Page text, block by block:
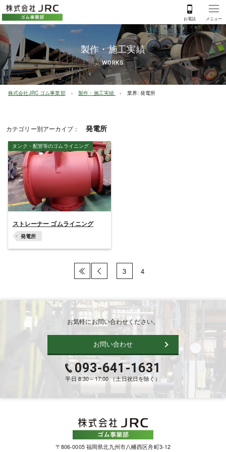
製作・施工実績
WORKS
株式会社JRC ゴム事業部 製作・施工実績 業界:発電所
カテゴリー別アーカイブ： 発電所
タンク・配管等のゴムライニング
ストレーナー ゴムライニング
発電所
« ‹ 3 4
お気軽にお問い合わせください。
お問い合わせ
093-641-1631
平日 8:30～17:00 （土日祝日を除く）
〒806-0005 福岡県北九州市八幡西区舟町3-12